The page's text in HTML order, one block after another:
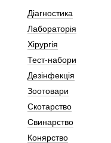
Діагностика
Лабораторія
Хірургія
Тест-набори
Дезінфекція
Зоотовари
Скотарство
Свинарство
Конярство